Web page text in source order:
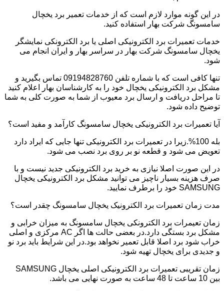
در این گونه موارد لازم است که از خدمات تعمیر برد یخچال
سامسونگ شرکت بهار استفاده کنید.
خدمات تعمیرات برد الکترونیکی اصلی یا برد الکترونکی نمایشگر
یخچال سامسونگ شرکت بهار در سراسر بهار و ایران انجام می
شود.
تنها کافی است که با شماره تلفن 09194828760 تماس بگیرید و
مشکل برد الکترونیکی یخچال خود را به کارشناسان بهار اعلام کنید
تا مراحل دریافت و ارسال برد معیوب از شما به صورت کلی به شما
توضیح داده شود.
آیا تعمیرات برد الکترونیکی یخچال سامسونگ کارآمد و مفید است؟
بله 100%.زیرا در تعمیرات برد الکترونیکی تنها جایی که ایراد دارد
تعویض می شود و قطعه نو بر روی برد نصب می شود.
در این صورت اصلا نیازی به خرید برد الکترونیکی جدید نیست و با
صرف هزینه بسیار ناچیز می توانید مشکل برد الکترونیکی یخچال
SAMSUNG خود را برطرف نمایید.
مدت زمان تعمیرات برد الکترونیک یخچال سامسونگ چقدر است؟
زمان تعیمرات برد الکترونکی یخچال سامسونگ به میزان خرابی و
مشکل برد بستگی دارد.در بعضی حالت ها اگر AC مرکزی و اصلی
خراب شود برد اصلا قابل تعمیر نخواهد بود.در این شرایط باید برد نو
و جدیدی برای یخچال تهیه شود.
زمان تقریبی تعمیرات برد الکترونیکی اصلی یخچال SAMSUNG
بین 10 ساعت تا 48 ساعت به صورت نهایی می باشد.